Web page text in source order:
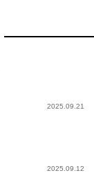
2025.09.21
2025.09.12